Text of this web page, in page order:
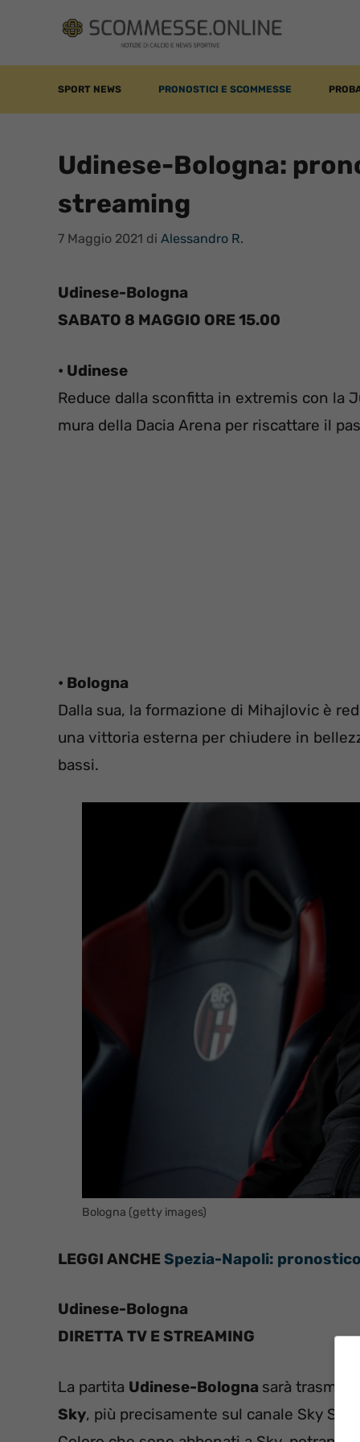
contenuto
SPORT NEWS PRONOSTICI E SCOMMESSE
Udinese-Bologna:
streaming
7 Maggio 2021 di Alessandro R.
Udinese-Bologna
SABATO 8 MAGGIO ORE 15.00
• Udinese
Reduce dalla sconfitta in extremis con la
mura della Dacia Arena per riscattare il
• Bologna
Dalla sua, la formazione di Mihajlovic è
una vittoria esterna per chiudere in
bassi.
Bologna (getty images)
LEGGI ANCHESpezia-Napoli:
Udinese-Bologna
DIRETTA TV E STREAMING
La partita Udinese-Bologna sarà
Sky, più precisamente sul canale Sky